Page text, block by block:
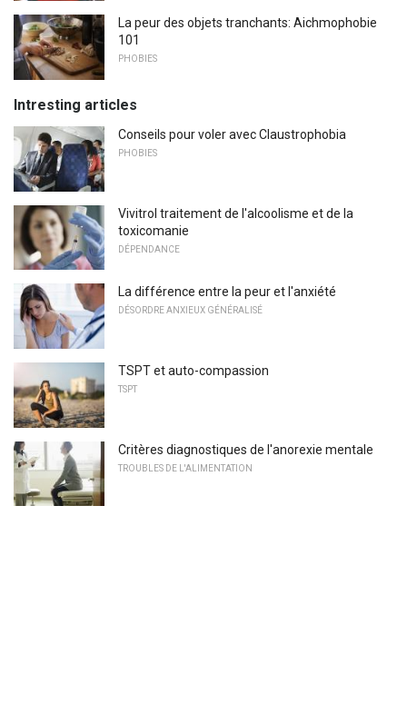
La peur des objets tranchants: Aichmophobie
101
PHOBIES
Intresting articles
Conseils pour voler avec Claustrophobia
PHOBIES
Vivitrol traitement de l'alcoolisme et de la
toxicomanie
DÉPENDANCE
La différence entre la peur et l'anxiété
DÉSORDRE ANXIEUX GÉNÉRALISÉ
TSPT et auto-compassion
TSPT
Critères diagnostiques de l'anorexie mentale
TROUBLES DE L'ALIMENTATION